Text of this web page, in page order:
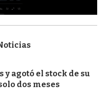
agotó el stock de su
dos meses